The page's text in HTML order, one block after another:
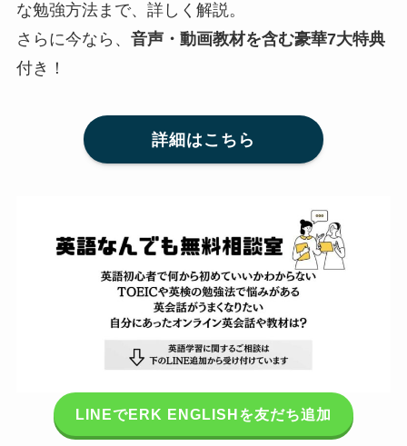
な勉強方法まで、詳しく解説。
さらに今なら、 音声・動画教材を含む豪華7大特典
付き！
詳細はこちら
LINEでERK ENGLISHを友だち追加